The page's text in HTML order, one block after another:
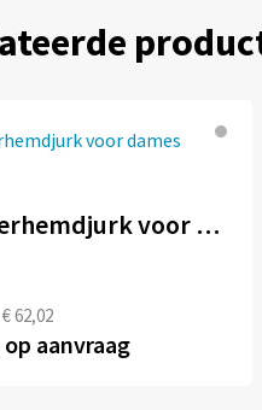
Linnen overhemdjurk voor dames
62,02
aanvraag